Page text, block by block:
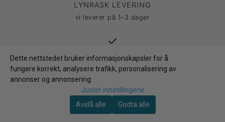
LYNRASK LEVERING
vi leverer på 1–3 dager
30 DAGERS ÅPENT KJØP
& enkel retur
SIKKER BETALING
Dette nettstedet bruker informasjonskapsler for å
fungere korrekt, analysere trafikk, personalisering av
annonser og annonsering.
Juster innstillingene
Avslå alle
Godta alle